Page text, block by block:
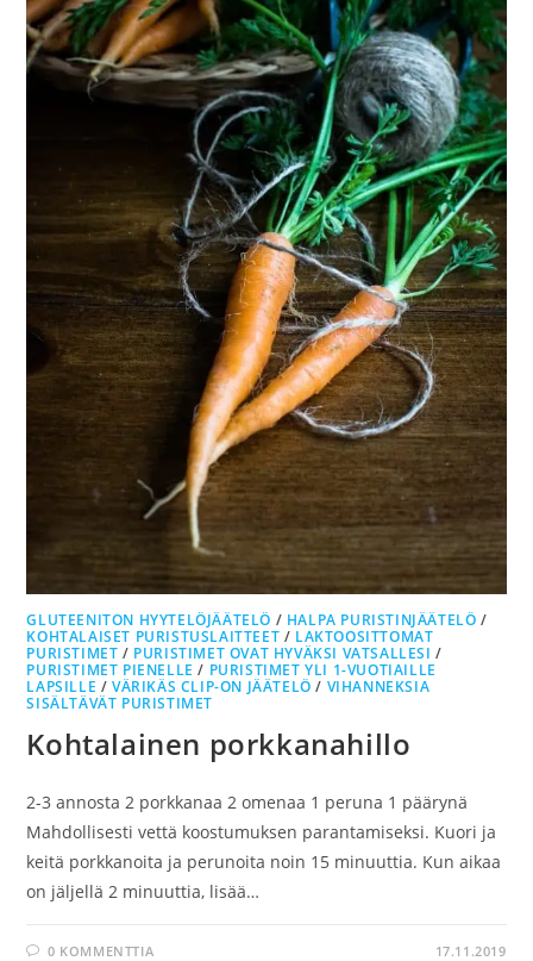
GLUTEENITON HYYTELÖJÄÄTELÖ / HALPA PURISTINJÄÄTELÖ /
KOHTALAISET PURISTUSLAITTEET / LAKTOOSITTOMAT
PURISTIMET / PURISTIMET OVAT HYVÄKSI VATSALLESI /
PURISTIMET PIENELLE / PURISTIMET YLI 1-VUOTIAILLE
LAPSILLE /VÄRIKÄS CLIP-ON JÄÄTELÖ / VIHANNEKSIA
SISÄLTÄVÄT PURISTIMET
Kohtalainen porkkanahillo
2-3 annosta 2 porkkanaa 2 omenaa 1 peruna 1 päärynä
Mahdollisesti vettä koostumuksen parantamiseksi. Kuori ja
keitä porkkanoita ja perunoita noin 15 minuuttia. Kun aikaa
on jäljellä 2 minuuttia, lisää…
0 KOMMENTTIA 17.11.2019